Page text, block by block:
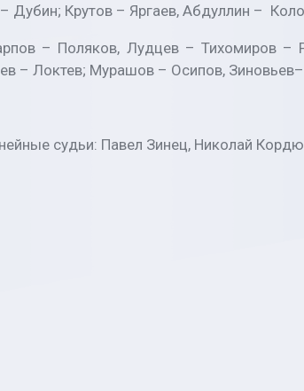
Дубин; Крутов – Яргаев, Абдуллин –
– Поляков, Лудцев – Тихомиров
– Локтев; Мурашов – Осипов,
судьи: Павел Зинец, Николай